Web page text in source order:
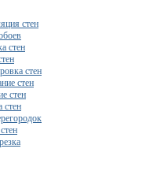
стен
стен
стен
стен
стен
стен